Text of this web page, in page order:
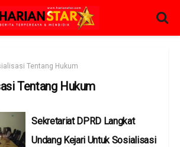
Tentang Hukum
Tentang Hukum
Sekretariat DPRD Langkat
Undang Kejari Untuk Sosialisasi